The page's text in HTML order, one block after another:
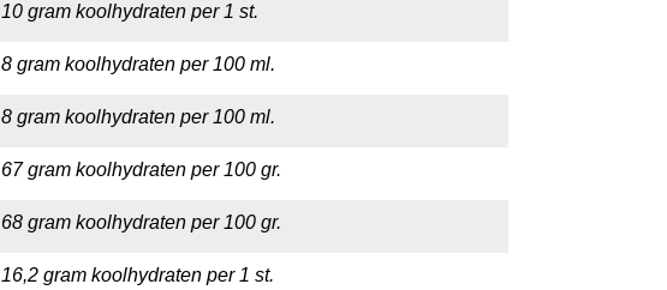
10 gram koolhydraten per 1 st.
8 gram koolhydraten per 100 ml.
8 gram koolhydraten per 100 ml.
67 gram koolhydraten per 100 gr.
68 gram koolhydraten per 100 gr.
16,2 gram koolhydraten per 1 st.